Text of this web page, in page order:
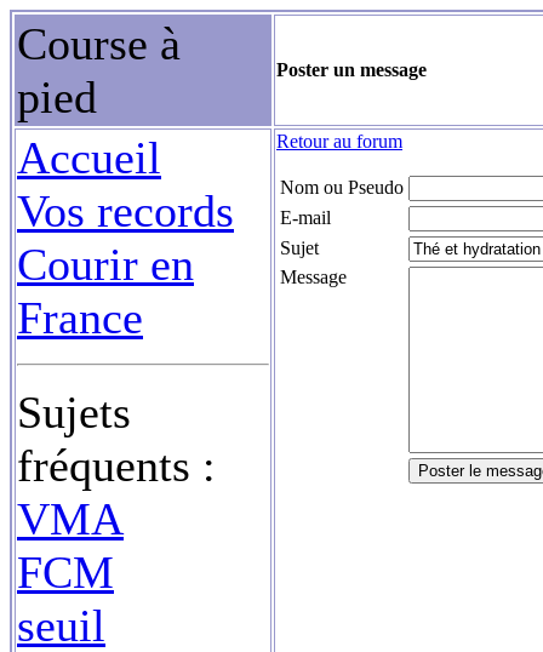
Course à
pied
Poster un message
Accueil
Vos records
Courir en
France
Sujets
fréquents :
VMA
FCM
seuil
Retour au forum
Nom ou Pseudo
E-mail
Sujet
Message